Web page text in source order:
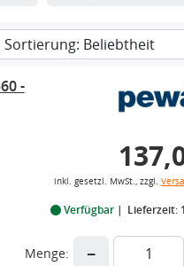
-
inkl. gesetzl. MwSt., zzgl.
Verfügbar Lieferzeit:
Menge: −